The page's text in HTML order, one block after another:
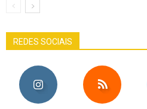
REDES SOCIAIS